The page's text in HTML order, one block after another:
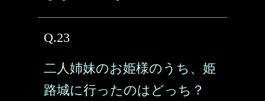
Q.23
二人姉妹のお姫様のうち、姫
路城に行ったのはどっち？